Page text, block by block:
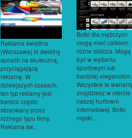
Reklama świetlna
(Warszawa) to świetny
sposób na skuteczną,
przyciągającą
reklamę. W
dzisiejszych czasach,
ten typ reklamy jest
bardzo często
stosowany przez
różnego typu firmy.
Reklama św...
Botki dla mężczyzn
mogą mieć całkiem
różne oblicza. Mogą
być w wydaniu
sportowym lub
bardziej eleganckim.
Wszystkie te
znajdziesz w ofercie
naszej hurtowni
internetowej. Botki
męski...